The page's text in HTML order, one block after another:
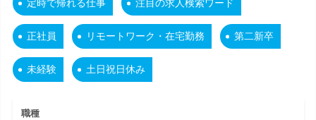
定時で帰れる仕事 注目の求人検索ワード
正社員 リモートワーク・在宅勤務 第二新卒
未経験 土日祝日休み
職種